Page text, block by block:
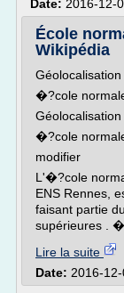
Date: 2016-12-
École
Wikipédia
�?cole
�?cole
modifier
L'�?cole
ENS Rennes,
faisant partie
supérieures .
Lire la suite
Date: 2016-